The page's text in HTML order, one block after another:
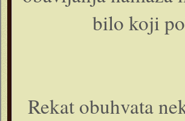
bilo koji
Rekat obuhvata